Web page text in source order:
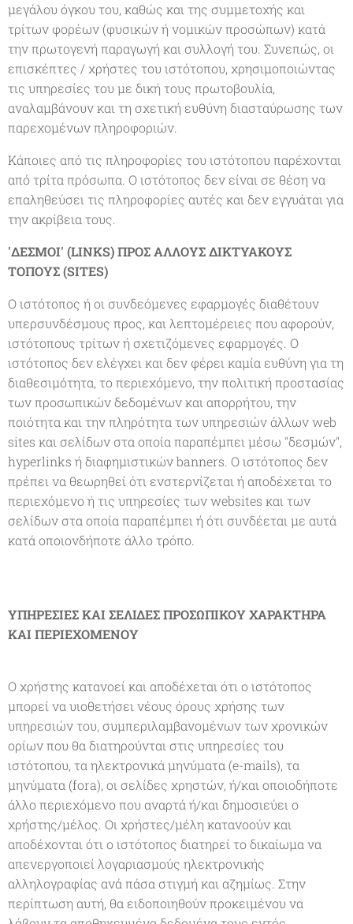
μεγάλου όγκου του, καθώς και της συμμετοχής και
τρίτων φορέων (φυσικών ή νομικών προσώπων) κατά
την πρωτογενή παραγωγή και συλλογή του. Συνεπώς, οι
επισκέπτες / χρήστες του ιστότοπου, χρησιμοποιώντας
τις υπηρεσίες του με δική τους πρωτοβουλία,
αναλαμβάνουν και τη σχετική ευθύνη διασταύρωσης των
παρεχομένων πληροφοριών.
Κάποιες από τις πληροφορίες του ιστότοπου παρέχονται
από τρίτα πρόσωπα. Ο ιστότοπος δεν είναι σε θέση να
επαληθεύσει τις πληροφορίες αυτές και δεν εγγυάται για
την ακρίβεια τους.
'ΔΕΣΜΟΙ' (LINKS) ΠΡΟΣ ΑΛΛΟΥΣ ΔΙΚΤΥΑΚΟΥΣ
ΤΟΠΟΥΣ (SITES)
Ο ιστότοπος ή οι συνδεόμενες εφαρμογές διαθέτουν
υπερσυνδέσμους προς, και λεπτομέρειες που αφορούν,
ιστότοπους τρίτων ή σχετιζόμενες εφαρμογές. Ο
ιστότοπος δεν ελέγχει και δεν φέρει καμία ευθύνη για τη
διαθεσιμότητα, το περιεχόμενο, την πολιτική προστασίας
των προσωπικών δεδομένων και απορρήτου, την
ποιότητα και την πληρότητα των υπηρεσιών άλλων web
sites και σελίδων στα οποία παραπέμπει μέσω "δεσμών",
hyperlinks ή διαφημιστικών banners. Ο ιστότοπος δεν
πρέπει να θεωρηθεί ότι ενστερνίζεται ή αποδέχεται το
περιεχόμενο ή τις υπηρεσίες των websites και των
σελίδων στα οποία παραπέμπει ή ότι συνδέεται με αυτά
κατά οποιονδήποτε άλλο τρόπο.
ΥΠΗΡΕΣΙΕΣ ΚΑΙ ΣΕΛΙΔΕΣ ΠΡΟΣΩΠΙΚΟΥ ΧΑΡΑΚΤΗΡΑ
ΚΑΙ ΠΕΡΙΕΧΟΜΕΝΟΥ
Ο χρήστης κατανοεί και αποδέχεται ότι ο ιστότοπος
μπορεί να υιοθετήσει νέους όρους χρήσης των
υπηρεσιών του, συμπεριλαμβανομένων των χρονικών
ορίων που θα διατηρούνται στις υπηρεσίες του
ιστότοπου, τα ηλεκτρονικά μηνύματα (e-mails), τα
μηνύματα (fora), οι σελίδες χρηστών, ή/και οποιοδήποτε
άλλο περιεχόμενο που αναρτά ή/και δημοσιεύει ο
χρήστης/μέλος. Οι χρήστες/μέλη κατανοούν και
αποδέχονται ότι ο ιστότοπος διατηρεί το δικαίωμα να
απενεργοποιεί λογαριασμούς ηλεκτρονικής
αλληλογραφίας ανά πάσα στιγμή και αζημίως. Στην
περίπτωση αυτή, θα ειδοποιηθούν προκειμένου να